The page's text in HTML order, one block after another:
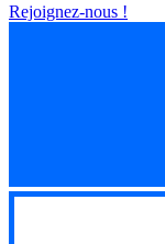
Rejoignez-nous !
nous !
nous !